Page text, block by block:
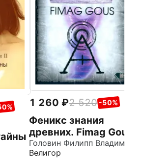
1 260 2 520 -50%
Феникс знания
древних. Fimag Gous
Велигор